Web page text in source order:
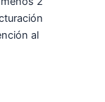
al